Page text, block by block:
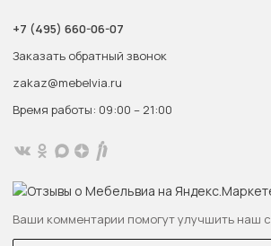
+7 (495) 660-06-07
Заказать обратный звонок
zakaz@mebelvia.ru
Время работы: 09:00 – 21:00
Ваши комментарии помогут улучшить наш